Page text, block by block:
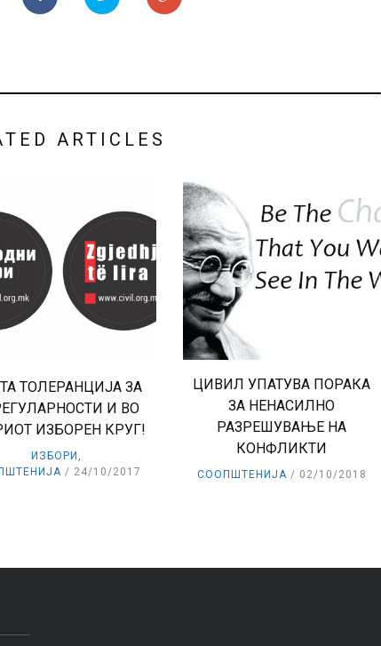
ARTICLES
ТОЛЕРАНЦИЈА ЗА
И ВО
ИЗБОРЕН КРУГ!
ИЗБОРИ,
24/10/2017
ЦИВИЛ УПАТУВА ПОРАКА
ЗА НЕНАСИЛНО
РАЗРЕШУВАЊЕ НА
КОНФЛИКТИ
СООПШТЕНИЈА 02/10/2018